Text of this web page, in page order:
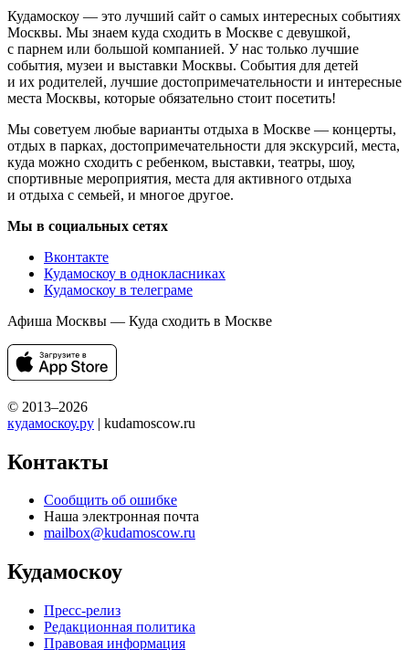
Кудамоскоу — это лучший сайт о самых интересных событиях
Москвы. Мы знаем куда сходить в Москве с девушкой,
с парнем или большой компанией. У нас только лучшие
события, музеи и выставки Москвы. События для детей
и их родителей, лучшие достопримечательности и интересные
места Москвы, которые обязательно стоит посетить!
Мы советуем любые варианты отдыха в Москве — концерты,
отдых в парках, достопримечательности для экскурсий, места,
куда можно сходить с ребенком, выставки, театры, шоу,
спортивные мероприятия, места для активного отдыха
и отдыха с семьей, и многое другое.
Мы в социальных сетях
Вконтакте
Кудамоскоу в однокласниках
Кудамоскоу в телеграме
Афиша Москвы — Куда сходить в Москве
© 2013–2026
кудамоскоу.ру | kudamoscow.ru
Контакты
Сообщить об ошибке
Наша электронная почта
mailbox@kudamoscow.ru
Кудамоскоу
Пресс-релиз
Редакционная политика
Правовая информация